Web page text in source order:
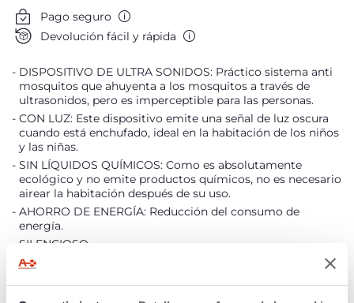
Pago seguro
Devolución fácil y rápida
DISPOSITIVO DE ULTRA SONIDOS: Práctico sistema anti
mosquitos que ahuyenta a los mosquitos a través de
ultrasonidos, pero es imperceptible para las personas.
CON LUZ: Este dispositivo emite una señal de luz oscura
cuando está enchufado, ideal en la habitación de los niños
y las niñas.
SIN LÍQUIDOS QUÍMICOS: Como es absolutamente
ecológico y no emite productos químicos, no es necesario
airear la habitación después de su uso.
AHORRO DE ENERGÍA: Reducción del consumo de
energía.
SILENCIOSO.
Debido a sus características técnico-funcionales, el
con determinados tipos de mosquitos o en diferentes